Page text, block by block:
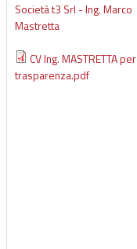
Società t3 Srl - Ing. Marco
Mastretta
CV Ing. MASTRETTA per
trasparenza.pdf